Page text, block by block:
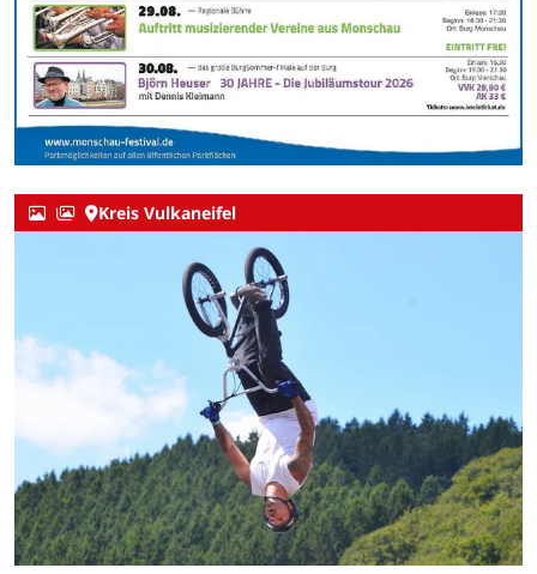
Kreis Vulkaneifel